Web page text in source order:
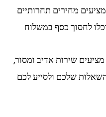
מציעים מחירים תחרותיים
לחסוך כסף במשלוח
מציעים שירות אדיב ומסור,
שלכם ולסייע לכם